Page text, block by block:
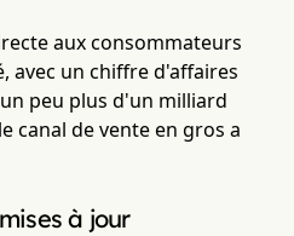
aux consommateurs
avec un chiffre d'affaires
peu plus d'un milliard
canal de vente en gros a
à jour